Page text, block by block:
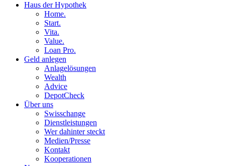
Haus der Hypothek
Home.
Start.
Vita.
Value.
Loan Pro.
Geld anlegen
Anlagelösungen
Wealth
Advice
DepotCheck
Über uns
Swisschange
Dienstleistungen
Wer dahinter steckt
Medien/Presse
Kontakt
Kooperationen